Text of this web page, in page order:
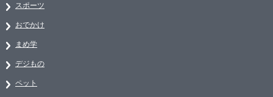
スポーツ
おでかけ
まめ学
デジもの
ペット